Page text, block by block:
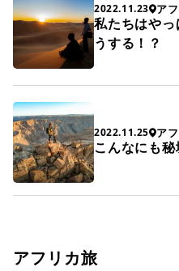
2022.11.23 ア
私たちはや
うする！？
2022.11.25 ア
こんなにも
アフリカ旅